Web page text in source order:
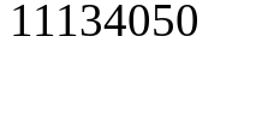
11134050